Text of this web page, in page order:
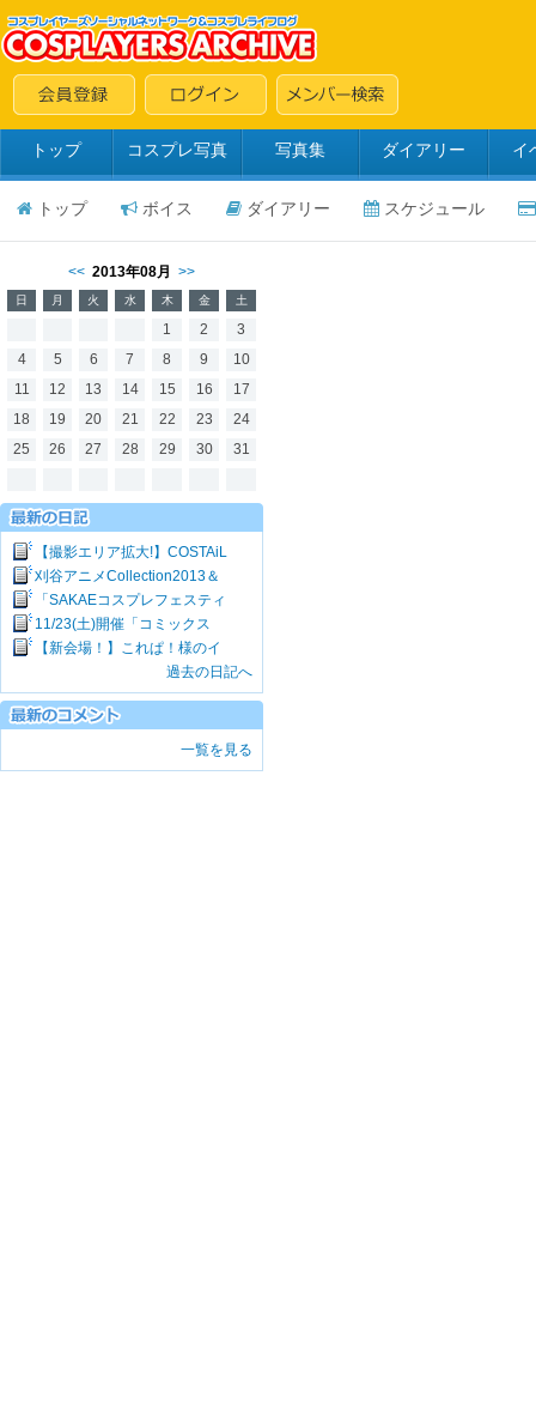
トップ コスプレ写真 写真集 ダイアリー イ
トップ ボイス ダイアリー スケジュール
<< 2013年08月 >>
日 月 火 水 木 金 土
1 2
3
4
5 6 7 8 9
10
11
12 13 14 15 16
17
18
19 20 21 22 23
24
25
26 27 28 29 30 31
【撮影エリア拡大!】COSTAiL
刈谷アニメCollection2013＆
「SAKAEコスプレフェスティ
11/23(土)開催「コミックス
【新会場！】これぱ！様のイ
過去の日記へ
一覧を見る